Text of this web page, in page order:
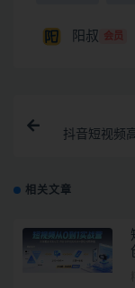
阳叔 会员
抖音短视频
相关文章